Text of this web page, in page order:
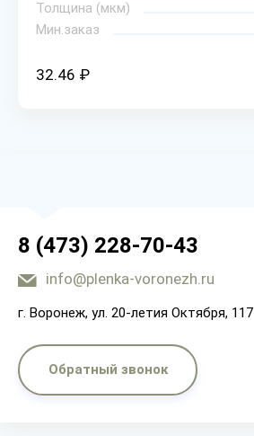
Толщина (мкм)
Мин.заказ
32.46 ₽
8 (473) 228-70-43
info@plenka-voronezh.ru
г. Воронеж, ул. 20-летия Октября, 117
Обратный звонок